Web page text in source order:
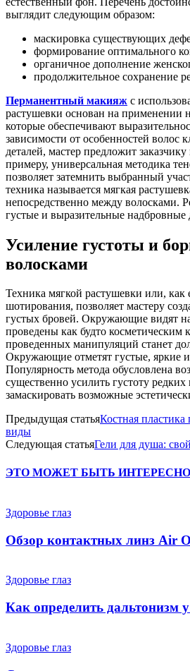
выглядит следующим образом:
маскировка существующих
формирование оптимального
органичное дополнение
продолжительное сохранение
Перманентный макияж с
растушевки основан на применении
которые обеспечивают
зависимости от особенностей волос
деталей, мастер предложит
примеру, универсальная методика
позволяет затемнить выбранный
техника называется мягкая
непосредственно между волосками.
густые и выразительные надбровные
Усиление густоты и
волосками
Техника мягкой растушевки или, как
шотирования, позволяет мастеру
густых бровей. Окружающие видят
проведены как будто косметическим
проведенных манипуляций станет
Окружающие отметят густые, яркие
Популярность метода обусловлена
существенно усилить густоту редких
замаскировать возможные
Предыдущая статьяКостная
виды
Следующая статьяГели для душа:
ЭТО МОЖЕТ БЫТЬ ИНТЕРЕСНО
Здоровье глаз
Обзор контактных линз Air
Здоровье глаз
Как определить дальтонизм
Здоровье глаз